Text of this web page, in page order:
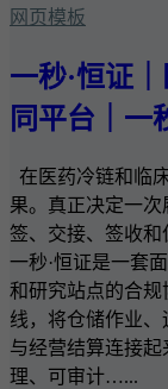
网页模板
一秒·恒证
同平台｜一
在医药冷链和临
果。真正决定一
签、交接、签收和
一秒·恒证是一套
和研究站点的合
线，将仓储作业
与经营结算连接
理、可审计…...